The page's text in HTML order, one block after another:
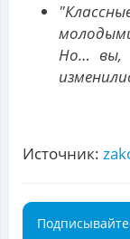
Но… вы,
Источник: